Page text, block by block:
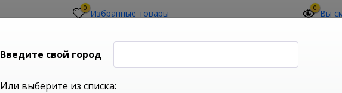
0 Избранные товары 0 Вы
Введите свой город
Или выберите из списка: